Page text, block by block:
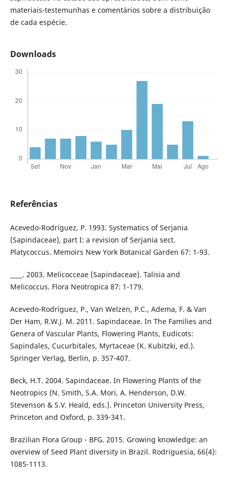
materiais-testemunhas e comentários sobre a distribuição
de cada espécie.
Downloads
Referências
Acevedo-Rodríguez, P. 1993. Systematics of Serjania
(Sapindaceae), part I: a revision of Serjania sect.
Platycoccus. Memoirs New York Botanical Garden 67: 1-93.
____. 2003. Melicocceae (Sapindaceae). Talisia and
Melicoccus. Flora Neotropica 87: 1-179.
Acevedo-Rodríguez, P., Van Welzen, P.C., Adema, F. & Van
Der Ham, R.W.J. M. 2011. Sapindaceae. In The Families and
Genera of Vascular Plants, Flowering Plants, Eudicots:
Sapindales, Cucurbitales, Myrtaceae (K. Kubitzki, ed.).
Springer Verlag, Berlin, p. 357-407.
Beck, H.T. 2004. Sapindaceae. In Flowering Plants of the
Neotropics (N. Smith, S.A. Mori, A. Henderson, D.W.
Stevenson & S.V. Heald, eds.). Princeton University Press,
Princeton and Oxford, p. 339-341.
Brazilian Flora Group - BFG. 2015. Growing knowledge: an
overview of Seed Plant diversity in Brazil. Rodriguesia, 66(4):
1085-1113.